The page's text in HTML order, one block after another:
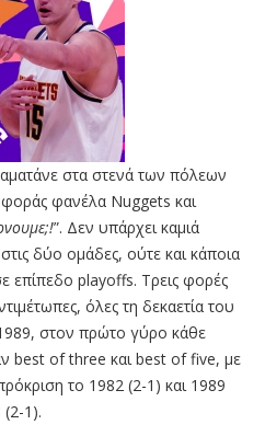
στα στενά των πόλεων
φοράς φανέλα Nuggets και
”. Δεν υπάρχει καμιά
δύο ομάδες, ούτε και κάποια
επίπεδο playoffs. Τρεις φορές
όλες τη δεκαετία του
στον πρώτο γύρο κάθε
best of three και best of five, με
το 1982 (2-1) και 1989
(2-1).